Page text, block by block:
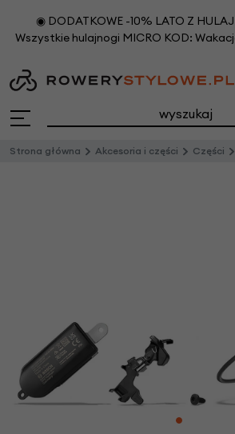
◉ DODATKOWE -10% LATO Z
Wszystkie hulajnogi MICRO KOD:
Strona główna Akcesoria i części Części